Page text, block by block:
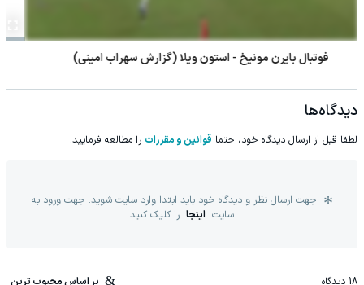
مسابقات وزنه برداری قهرمانی نوجوانان و جوانان آسیا
دیدگاه‌ها
لطفا قبل از ارسال دیدگاه خود، حتما قوانین و مقررات را مطالعه فرمایید.
جهت ارسال نظر و دیدگاه خود باید ابتدا وارد سایت شوید. جهت ورود به
سایت اینجا را کلیک کنید
18 دیدگاه بر اساس محبوب ترین